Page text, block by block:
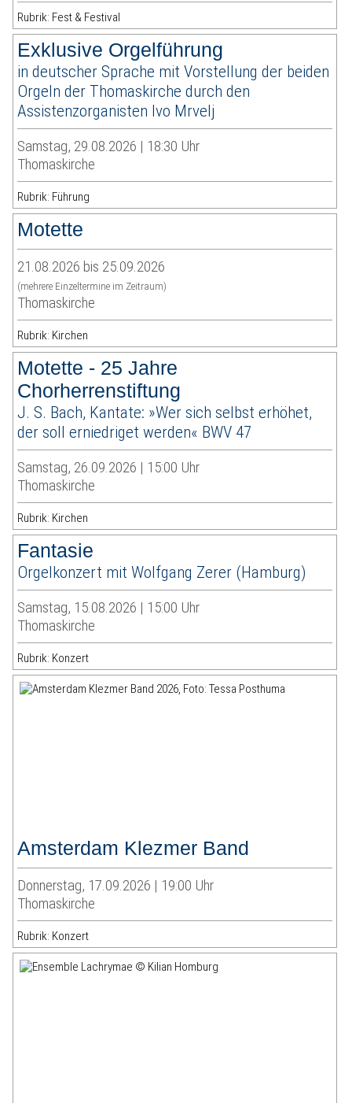
Rubrik: Fest & Festival
Exklusive Orgelführung
in deutscher Sprache mit Vorstellung der beiden
Orgeln der Thomaskirche durch den
Assistenzorganisten Ivo Mrvelj
Samstag, 29.08.2026 | 18:30 Uhr
Thomaskirche
Rubrik: Führung
Motette
21.08.2026 bis 25.09.2026
(mehrere Einzeltermine im Zeitraum)
Thomaskirche
Rubrik: Kirchen
Motette - 25 Jahre
Chorherrenstiftung
J. S. Bach, Kantate: »Wer sich selbst erhöhet,
der soll erniedriget werden« BWV 47
Samstag, 26.09.2026 | 15:00 Uhr
Thomaskirche
Rubrik: Kirchen
Fantasie
Orgelkonzert mit Wolfgang Zerer (Hamburg)
Samstag, 15.08.2026 | 15:00 Uhr
Thomaskirche
Rubrik: Konzert
Amsterdam Klezmer Band
Donnerstag, 17.09.2026 | 19:00 Uhr
Thomaskirche
Rubrik: Konzert